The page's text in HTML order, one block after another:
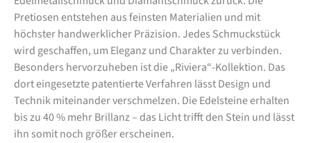
Pretiosen entstehen aus feinsten Materialien und mit
höchster handwerklicher Präzision. Jedes Schmuckstück
wird geschaffen, um Eleganz und Charakter zu verbinden.
Besonders hervorzuheben ist die „Riviera“-Kollektion. Das
dort eingesetzte patentierte Verfahren lässt Design und
Technik miteinander verschmelzen. Die Edelsteine erhalten
bis zu 40 % mehr Brillanz – das Licht trifft den Stein und lässt
ihn somit noch größer erscheinen.